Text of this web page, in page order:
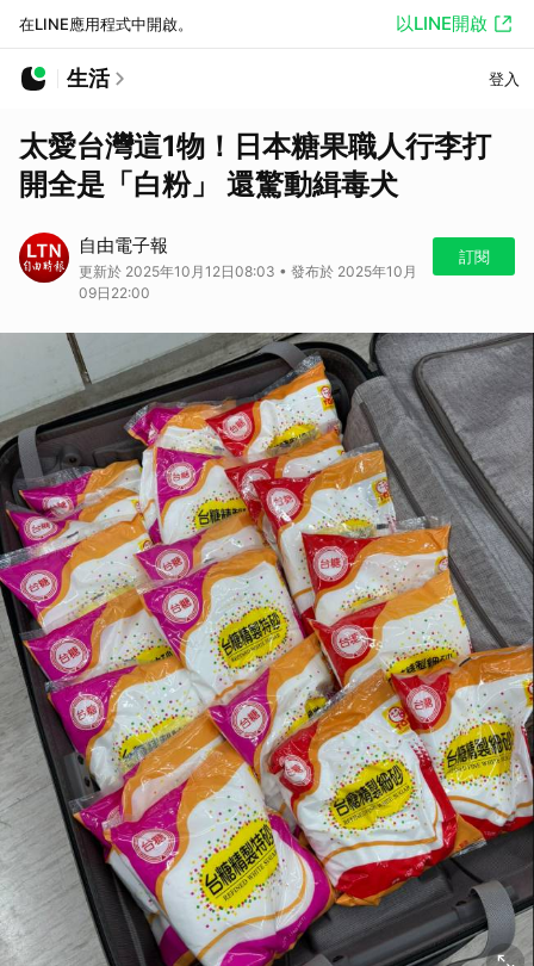
在LINE應用程式中開啟。 以LINE開啟
生活 登入
太愛台灣這1物！日本糖果職人行李打
開全是「白粉」 還驚動緝毒犬
自由電子報
更新於 2025年10月12日08:03 • 發布於 2025年10月
09日22:00
訂閱